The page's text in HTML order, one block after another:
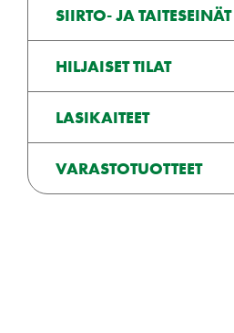
SIIRTO- JA TAITESEINÄT
HILJAISET TILAT
LASIKAITEET
VARASTOTUOTTEET